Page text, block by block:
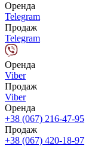
Оренда
Telegram
Продаж
Telegram
Оренда
Viber
Продаж
Viber
Оренда
+38 (067) 216-47-95
Продаж
+38 (067) 420-18-97